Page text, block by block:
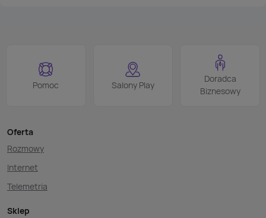
Pomoc Salony Play
Doradca
Biznesowy
Oferta
Rozmowy
Internet
Telemetria
Sklep